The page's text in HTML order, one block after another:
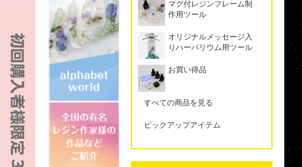
マグ付レジンフレーム制
作用ツール
オリジナルメッセージ入
りハーバリウム用ツール
お買い得品
すべての商品を見る
ピックアップアイテム